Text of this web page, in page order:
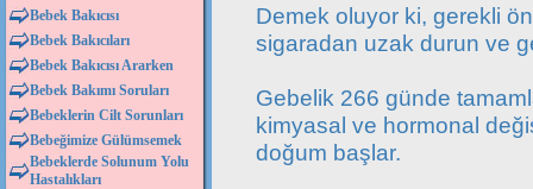
Bebek Bakıcısı
Bebek Bakıcıları
Bebek Bakıcısı Ararken
Bebek Bakımı Soruları
Bebeklerin Cilt Sorunları
Bebeğimize Gülümsemek
Bebeklerde Solunum Yolu
Hastalıkları
Demek oluyor ki, gerekli
sigaradan uzak durun ve
Gebelik 266 günde
kimyasal ve hormonal
doğum başlar.